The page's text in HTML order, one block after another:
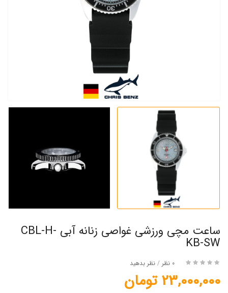
ساعت مچی ورزشی غواصی زنانه آبی CBL-H-
KB-SW
0 نظر / نظر بدهید
23,000,000 تومان